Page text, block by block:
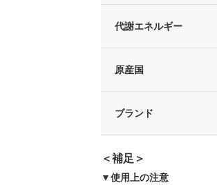
代謝エネルギー
原産国
ブランド
＜補足＞
▼使用上の注意